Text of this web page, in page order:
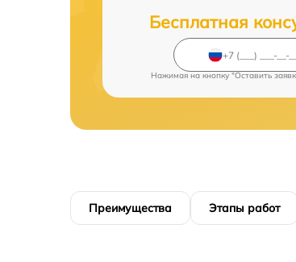
Бесплатная
Нажимая на кнопку "Оставить
Преимущества Этапы работ